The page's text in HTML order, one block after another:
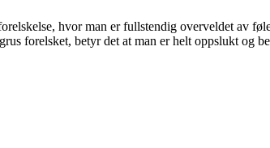
hvor man er fullstendig overveldet av
forelsket, betyr det at man er helt oppslukt og